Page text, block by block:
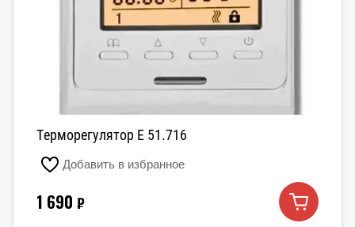
Терморегулятор E 51.716
Добавить в избранное
1 690 ₽